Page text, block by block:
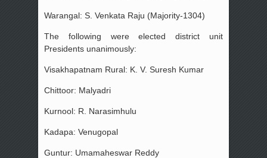
Warangal: S. Venkata Raju (Majority-1304)
The following were elected district unit
Presidents unanimously:
Visakhapatnam Rural: K. V. Suresh Kumar
Chittoor: Malyadri
Kurnool: R. Narasimhulu
Kadapa: Venugopal
Guntur: Umamaheswar Reddy